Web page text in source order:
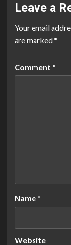
Leave a
Your email
are marked*
Comment *
Name *
Website